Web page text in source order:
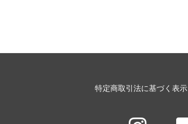
特定商取引法に基づく表示